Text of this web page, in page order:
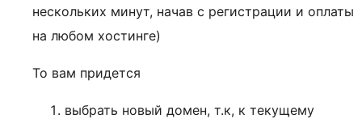
нескольких минут, начав с регистрации и оплаты
на любом хостинге)
То вам придется
выбрать новый домен, т.к, к текущему